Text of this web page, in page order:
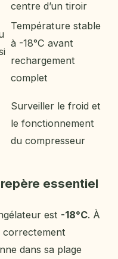
centre d’un tiroir
Température stable
à -18°C avant
rechargement
complet
Surveiller le froid et
le fonctionnement
du compresseur
essentiel
est -18°C. À
correctement
dans sa plage